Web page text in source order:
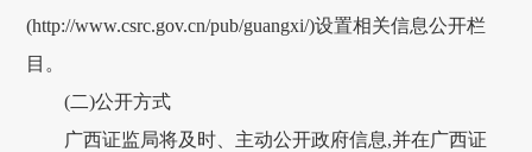
(http://www.csrc.gov.cn/pub/guangxi/)设置相关信息公开栏
目。
(二)公开方式
广西证监局将及时、主动公开政府信息,并在广西证